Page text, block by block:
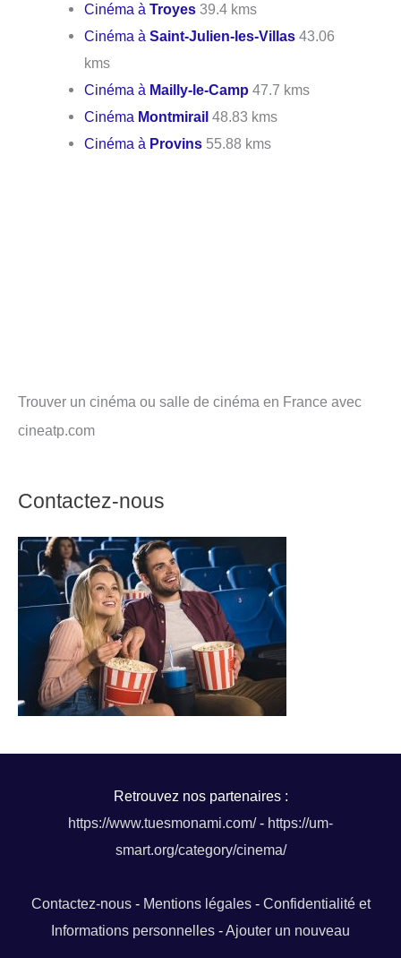
Cinéma àTroyes 39.4 kms
Cinéma àSaint-Julien-les-Villas 43.06
kms
Cinéma à Mailly-le-Camp 47.7 kms
Cinéma Montmirail 48.83 kms
Cinéma à Provins 55.88 kms
Trouver un cinéma ou salle de cinéma en France avec
cineatp.com
Contactez-nous
Retrouvez nos partenaires :
https://www.tuesmonami.com/- https://um-
smart.org/category/cinema/
Contactez-nous- Mentions légales- Confidentialité et
Informations personnelles -Ajouter un nouveau